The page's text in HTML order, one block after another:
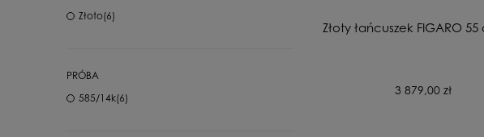
Złoto(6)
PRÓBA
585/14k(6)
Złoty łańcuszek FIGARO 55
3 879,00 zł